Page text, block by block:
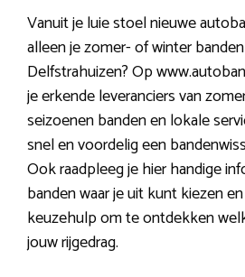
Vanuit je luie stoel nieuwe
alleen je zomer- of winter
Delfstrahuizen? Op
je erkende leveranciers van
seizoenen banden en lokale
snel en voordelig een
Ook raadpleeg je hier handige
banden waar je uit kunt kiezen
keuzehulp om te ontdekken
jouw rijgedrag.